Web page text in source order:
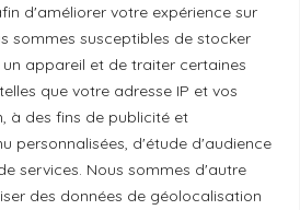
d'améliorer votre expérience sur
sommes susceptibles de stocker
appareil et de traiter certaines
que votre adresse IP et vos
à des fins de publicité et
personnalisées, d'étude d'audience
services. Nous sommes d'autre
des données de géolocalisation